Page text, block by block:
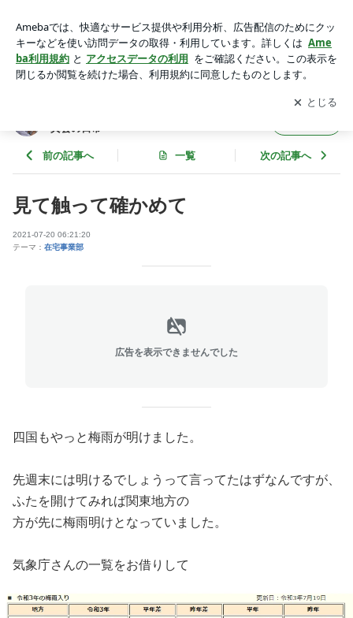
人天真会の日常～
アプリをダウンロードして ブログの更新通知
を受け取りまし
ょう。
開く
真会の日常～
前の記事へ 一覧 次の記事へ
見て触って確かめて
2021-07-20 06:21:20
テーマ： 在宅事業部
広告を表示できませんでした
四国もやっと梅雨が明けました。
先週末には明けるでしょうって言ってたはずなんですが、
ふたを開けてみれば関東地方の
方が先に梅雨明けとなっていました。
気象庁さんの一覧をお借りして